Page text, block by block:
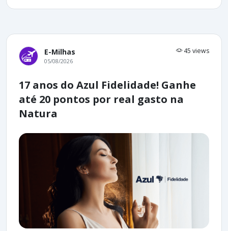
E-Milhas 45 views
05/08/2026
17 anos do Azul Fidelidade! Ganhe
até 20 pontos por real gasto na
Natura